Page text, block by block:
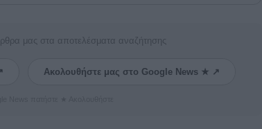
μας στα αποτελέσματα αναζήτησης
Ακολουθήστε μας στο Google News ★ ↗